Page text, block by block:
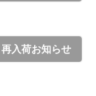
再入荷お知らせ